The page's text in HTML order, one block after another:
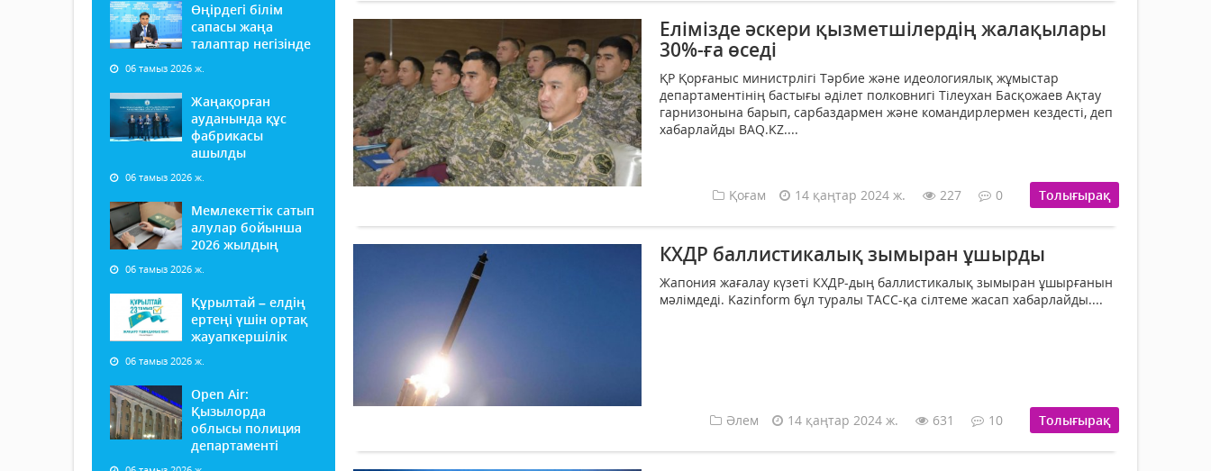
Өңірдегі білім
сапасы жаңа
талаптар негізінде
06 тамыз 2026 ж.
Жаңақорған
ауданында құс
фабрикасы
ашылды
06 тамыз 2026 ж.
Мемлекеттік сатып
алулар бойынша
2026 жылдың
06 тамыз 2026 ж.
Құрылтай – елдің
ертеңі үшін ортақ
жауапкершілік
06 тамыз 2026 ж.
Open Air:
Қызылорда
облысы полиция
департаменті
Елімізде әскери қызметшілердің жалақылары
30%-ға өседі
ҚР Қорғаныс министрлігі Тәрбие және идеологиялық жұмыстар
департаментінің бастығы әділет полковнигі Тілеухан Басқожаев Ақтау
гарнизонына барып, сарбаздармен және командирлермен кездесті, деп
хабарлайды BAQ.KZ....
Қоғам 14 қаңтар 2024 ж. 227 0 Толығырақ
КХДР баллистикалық зымыран ұшырды
Жапония жағалау күзеті КХДР-дың баллистикалық зымыран ұшырғанын
мәлімдеді. Kazinform бұл туралы ТАСС-қа сілтеме жасап хабарлайды....
Әлем 14 қаңтар 2024 ж. 631 10 Толығырақ